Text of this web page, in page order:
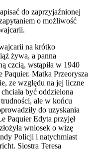
do zaprzyjaźnionej
o możliwość
na krótko
żywa, a panna
czcią, wstąpiła w 1940
Matka Przeorysza
ze względu na jej liczne
być oddzielona
ale w końcu
do uzyskania
Paquier Edyta przyjęł
wniosek o wizę
Policji i natychmiast
Siostra Teresa